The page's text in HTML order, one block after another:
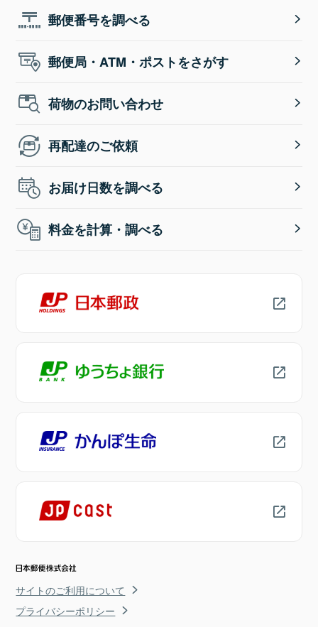
郵便番号を調べる
郵便局・ATM・ポストをさがす
荷物のお問い合わせ
再配達のご依頼
お届け日数を調べる
料金を計算・調べる
サイトのご利用について
プライバシーポリシー